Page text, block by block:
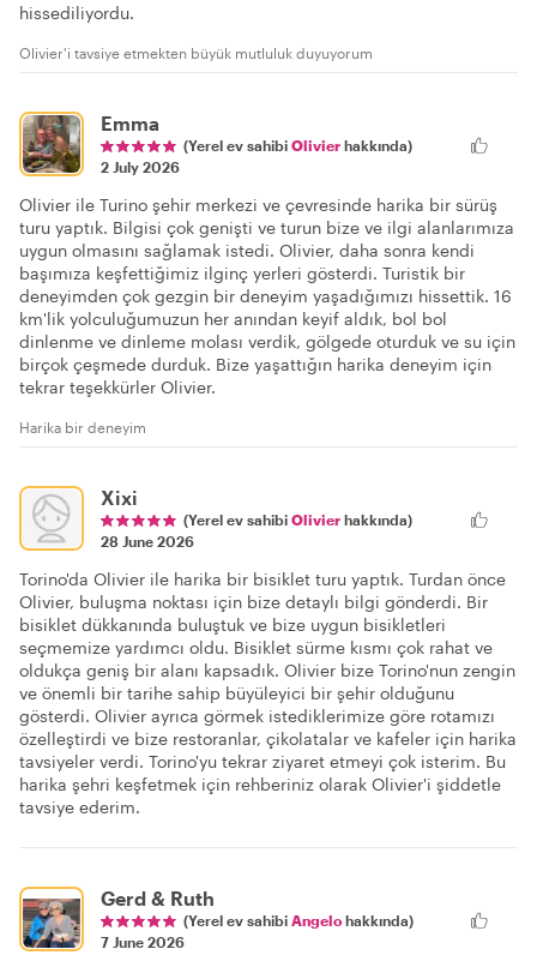
hissediliyordu.
Olivier'i tavsiye etmekten büyük mutluluk duyuyorum
Emma
(Yerel ev sahibi Olivier hakkında)
2 July 2026
Olivier ile Turino şehir merkezi ve çevresinde harika bir sürüş
turu yaptık. Bilgisi çok genişti ve turun bize ve ilgi alanlarımıza
uygun olmasını sağlamak istedi. Olivier, daha sonra kendi
başımıza keşfettiğimiz ilginç yerleri gösterdi. Turistik bir
deneyimden çok gezgin bir deneyim yaşadığımızı hissettik. 16
km'lik yolculuğumuzun her anından keyif aldık, bol bol
dinlenme ve dinleme molası verdik, gölgede oturduk ve su için
birçok çeşmede durduk. Bize yaşattığın harika deneyim için
tekrar teşekkürler Olivier.
Harika bir deneyim
Xixi
(Yerel ev sahibi Olivier hakkında)
28 June 2026
Torino'da Olivier ile harika bir bisiklet turu yaptık. Turdan önce
Olivier, buluşma noktası için bize detaylı bilgi gönderdi. Bir
bisiklet dükkanında buluştuk ve bize uygun bisikletleri
seçmemize yardımcı oldu. Bisiklet sürme kısmı çok rahat ve
oldukça geniş bir alanı kapsadık. Olivier bize Torino'nun zengin
ve önemli bir tarihe sahip büyüleyici bir şehir olduğunu
gösterdi. Olivier ayrıca görmek istediklerimize göre rotamızı
özelleştirdi ve bize restoranlar, çikolatalar ve kafeler için harika
tavsiyeler verdi. Torino'yu tekrar ziyaret etmeyi çok isterim. Bu
harika şehri keşfetmek için rehberiniz olarak Olivier'i şiddetle
tavsiye ederim.
Gerd & Ruth
(Yerel ev sahibi Angelo hakkında)
7 June 2026